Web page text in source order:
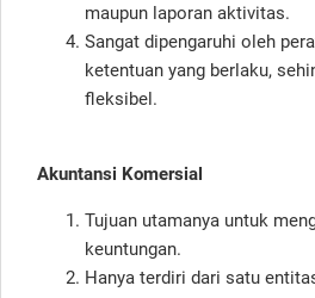
maupun laporan aktivitas.
Sangat dipengaruhi oleh
ketentuan yang berlaku,
fleksibel.
Akuntansi Komersial
Tujuan utamanya untuk
keuntungan.
Hanya terdiri dari satu